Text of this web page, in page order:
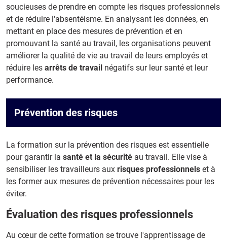
soucieuses de prendre en compte les risques professionnels
et de réduire l'absentéisme. En analysant les données, en
mettant en place des mesures de prévention et en
promouvant la santé au travail, les organisations peuvent
améliorer la qualité de vie au travail de leurs employés et
réduire les arrêts de travail négatifs sur leur santé et leur
performance.
Prévention des risques
La formation sur la prévention des risques est essentielle
pour garantir la santé et la sécurité au travail. Elle vise à
sensibiliser les travailleurs aux risques professionnels et à
les former aux mesures de prévention nécessaires pour les
éviter.
Évaluation des risques professionnels
Au cœur de cette formation se trouve l'apprentissage de